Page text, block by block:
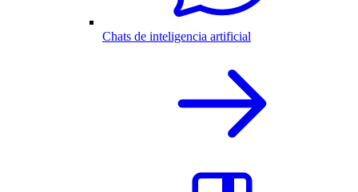
Chats de inteligencia artificial